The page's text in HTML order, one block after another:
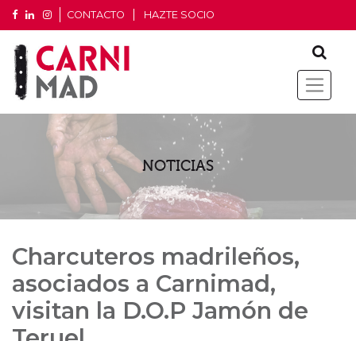
CONTACTO HAZTE SOCIO
NOTICIAS
Charcuteros madrileños,
asociados a Carnimad,
visitan la D.O.P Jamón de